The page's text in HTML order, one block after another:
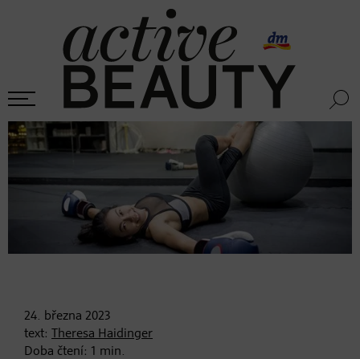
24. března 2023
text:
Theresa Haidinger
Doba čtení: 1 min.